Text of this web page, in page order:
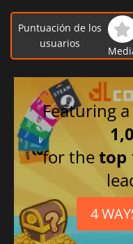
Puntuación de los
usuarios
Featuring
for thetop
4